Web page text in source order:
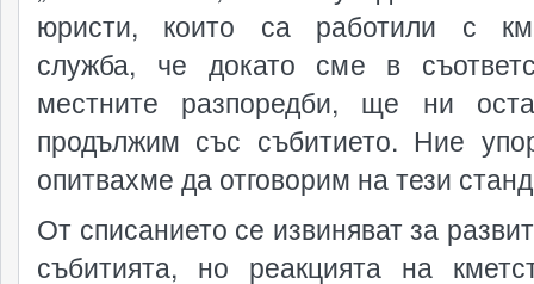
юристи, които са работили с
служба, че докато сме в
местните разпоредби, ще ни
продължим със събитието. Ние
опитвахме да отговорим на тези
От списанието се извиняват за
събитията, но реакцията на